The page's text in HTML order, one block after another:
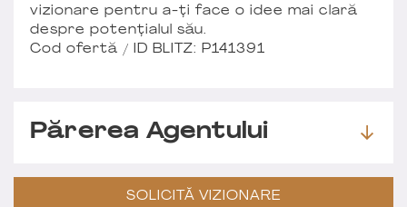
vizionare pentru a-ți face o idee mai clară
despre potențialul său.
Cod ofertă / ID BLITZ: P141391
Părerea Agentului
SOLICITĂ VIZIONARE